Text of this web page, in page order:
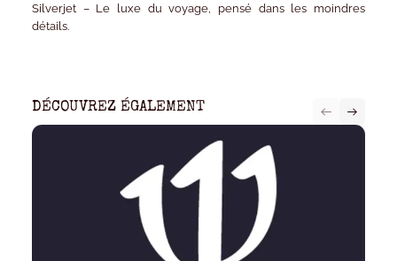
Silverjet – Le luxe du voyage, pensé dans les moindres
détails.
DÉCOUVREZ ÉGALEMENT